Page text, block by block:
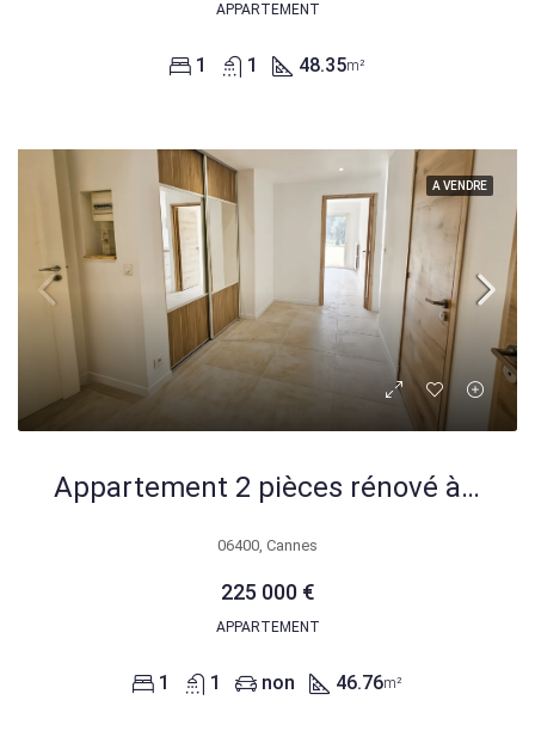
APPARTEMENT
1 1 48.35m²
A VENDRE
Appartement 2 pièces rénové à Cannes – 46,76 m² avec terrasse
06400, Cannes
225 000 €
APPARTEMENT
1 1 non 46.76m²